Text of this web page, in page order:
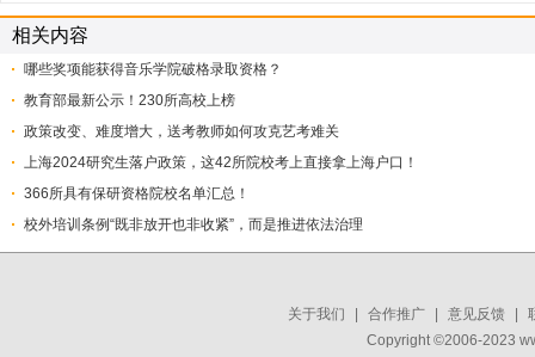
相关内容
哪些奖项能获得音乐学院破格录取资格？
教育部最新公示！230所高校上榜
​政策改变、难度增大，送考教师如何攻克艺考难关
上海2024研究生落户政策，这42所院校考上直接拿上海户口！
366所具有保研资格院校名单汇总！
校外培训条例“既非放开也非收紧”，而是推进依法治理
关于我们 合作推广 意见反馈
Copyright ©2006-2023